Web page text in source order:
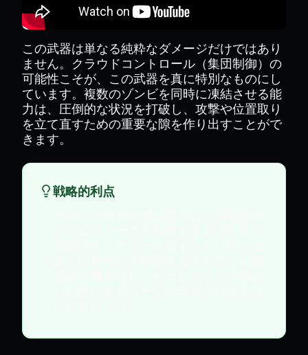
この武器は単なる純粋なダメージだけではあり
ません。クラウドコントロール（集団制御）の
可能性こそが、この武器を真に特別なものにし
ています。複数のゾンビを同時に凍結させる能
力は、圧倒的な状況を打破し、攻撃や位置取り
を立て直すための重要な隙を作り出すことがで
きます。
戦略的利点